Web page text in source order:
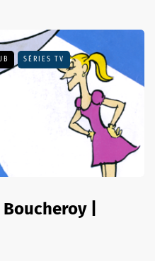
SÉRIES TV
|